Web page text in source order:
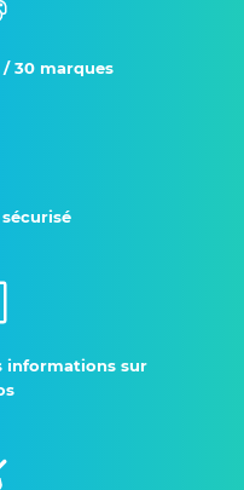
30 marques
informations sur